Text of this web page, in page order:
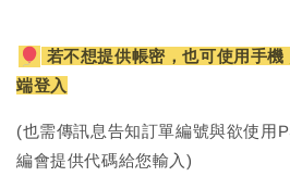
若不想提供帳密，也可使用手機
端登入
(也需傳訊息告知訂單編號與欲使用
編會提供代碼給您輸入)